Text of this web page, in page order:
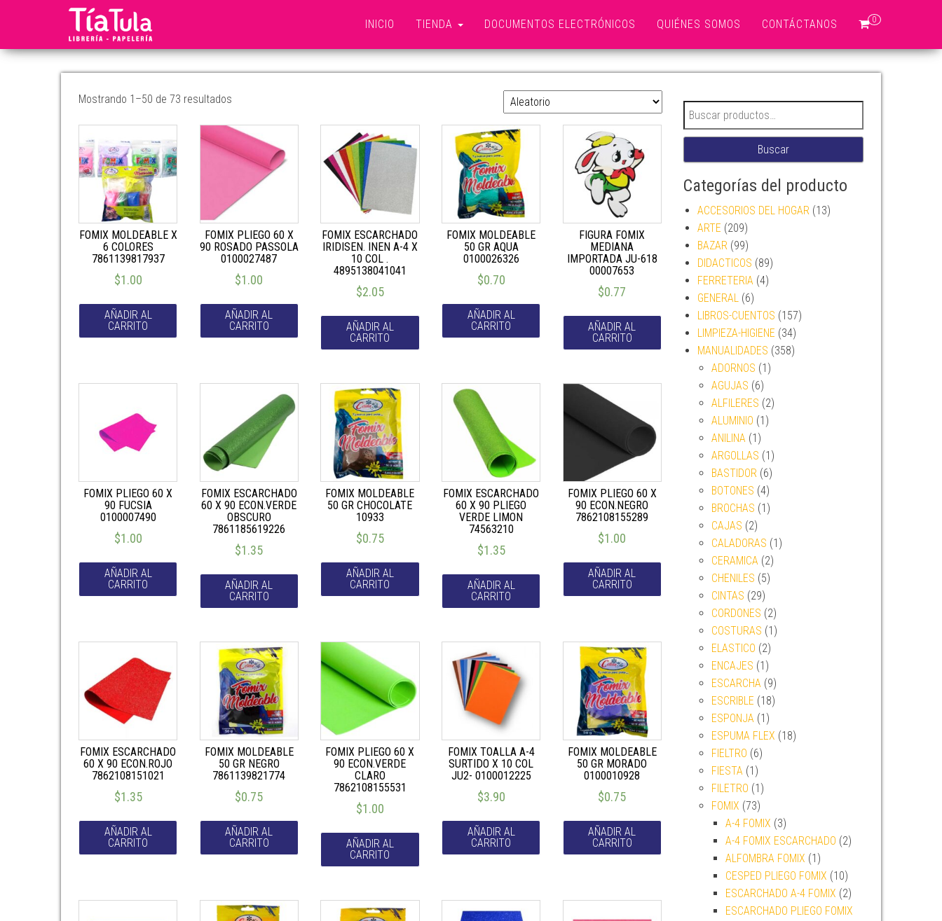
0
INICIO TIENDA DOCUMENTOS ELECTRÓNICOS QUIÉNES SOMOS CONTÁCTANOS
FOMIX
Mostrando 1–50 de 73 resultados
FOMIX MOLDEABLE X
6 COLORES
7861139817937
$1.00
AÑADIR AL
CARRITO
FOMIX PLIEGO 60 X
90 ROSADO PASSOLA
0100027487
$1.00
AÑADIR AL
CARRITO
FOMIX ESCARCHADO
IRIDISEN. INEN A-4 X
10 COL .
4895138041041
$2.05
AÑADIR AL
CARRITO
FOMIX MOLDEABLE
50 GR AQUA
0100026326
$0.70
AÑADIR AL
CARRITO
FIGURA FOMIX
MEDIANA
IMPORTADA JU-618
00007653
$0.77
AÑADIR AL
CARRITO
FOMIX PLIEGO 60 X
90 FUCSIA
0100007490
$1.00
AÑADIR AL
CARRITO
FOMIX ESCARCHADO
60 X 90 ECON.VERDE
OBSCURO
7861185619226
$1.35
AÑADIR AL
CARRITO
FOMIX MOLDEABLE
50 GR CHOCOLATE
10933
$0.75
AÑADIR AL
CARRITO
FOMIX ESCARCHADO
60 X 90 PLIEGO
VERDE LIMON
74563210
$1.35
AÑADIR AL
CARRITO
FOMIX PLIEGO 60 X
90 ECON.NEGRO
7862108155289
$1.00
AÑADIR AL
CARRITO
FOMIX ESCARCHADO
60 X 90 ECON.ROJO
7862108151021
$1.35
AÑADIR AL
CARRITO
FOMIX MOLDEABLE
50 GR NEGRO
7861139821774
$0.75
AÑADIR AL
CARRITO
FOMIX PLIEGO 60 X
90 ECON.VERDE
CLARO
7862108155531
$1.00
AÑADIR AL
CARRITO
FOMIX TOALLA A-4
SURTIDO X 10 COL
JU2- 0100012225
$3.90
AÑADIR AL
CARRITO
FOMIX MOLDEABLE
50 GR MORADO
0100010928
$0.75
AÑADIR AL
CARRITO
Buscar por:
Buscar
Categorías del producto
ACCESORIOS DEL HOGAR (13)
ARTE (209)
BAZAR (99)
DIDACTICOS (89)
FERRETERIA (4)
GENERAL (6)
LIBROS-CUENTOS (157)
LIMPIEZA-HIGIENE (34)
MANUALIDADES (358)
ADORNOS (1)
AGUJAS (6)
ALFILERES (2)
ALUMINIO (1)
ANILINA (1)
ARGOLLAS (1)
BASTIDOR (6)
BOTONES (4)
BROCHAS (1)
CAJAS (2)
CALADORAS (1)
CERAMICA (2)
CHENILES (5)
CINTAS (29)
CORDONES (2)
COSTURAS (1)
ELASTICO (2)
ENCAJES (1)
ESCARCHA (9)
ESCRIBLE (18)
ESPONJA (1)
ESPUMA FLEX (18)
FIELTRO (6)
FIESTA (1)
FILETRO (1)
FOMIX (73)
A-4 FOMIX (3)
A-4 FOMIX ESCARCHADO (2)
ALFOMBRA FOMIX (1)
CESPED PLIEGO FOMIX (10)
ESCARCHADO A-4 FOMIX (2)
ESCARCHADO PLIEGO FOMIX